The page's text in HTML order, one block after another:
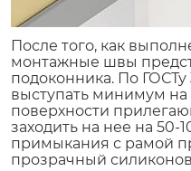
После того, как
монтажные швы
подоконника. По ГОСТу
выступать минимум на
поверхности
заходить на нее на
примыкания с рамой
прозрачный